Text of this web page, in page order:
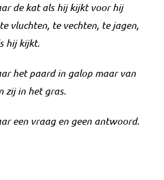
de kat als hij kijkt voorhij
vluchten, te vechten, te jagen,
hij kijkt.
het paard in galop maarvan
zij in het gras.
een vraag en geen antwoord.